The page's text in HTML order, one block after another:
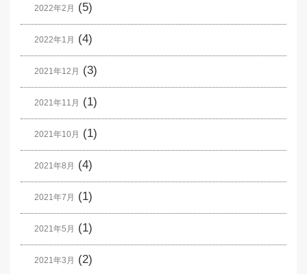
2022年2月 (5)
2022年1月 (4)
2021年12月 (3)
2021年11月 (1)
2021年10月 (1)
2021年8月 (4)
2021年7月 (1)
2021年5月 (1)
2021年3月 (2)